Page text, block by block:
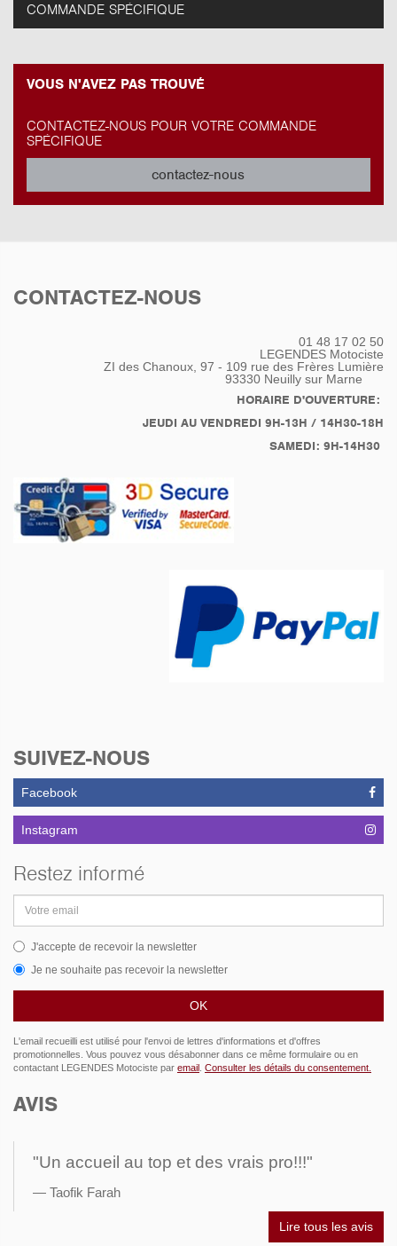
COMMANDE SPÉCIFIQUE
VOUS N'AVEZ PAS TROUVÉ
CONTACTEZ-NOUS POUR VOTRE COMMANDE
SPÉCIFIQUE
contactez-nous
CONTACTEZ-NOUS
01 48 17 02 50
LEGENDES Motociste
ZI des Chanoux, 97 - 109 rue des Frères Lumière
93330 Neuilly sur Marne
HORAIRE D'OUVERTURE:
JEUDI AU VENDREDI 9H-13H / 14H30-18H
SAMEDI: 9H-14H30
SUIVEZ-NOUS
Facebook
Instagram
Restez informé
email
J'accepte de recevoir la newsletter
Je ne souhaite pas recevoir la newsletter
L'email recueilli est utilisé pour l'envoi de lettres d'informations et d'offres
promotionnelles. Vous pouvez vous désabonner dans ce même formulaire ou en
contactant LEGENDES Motociste par email Consulter les détails du consentement.
AVIS
"Un accueil au top et des vrais pro!!!"
Taofik Farah
Lire tous les avis